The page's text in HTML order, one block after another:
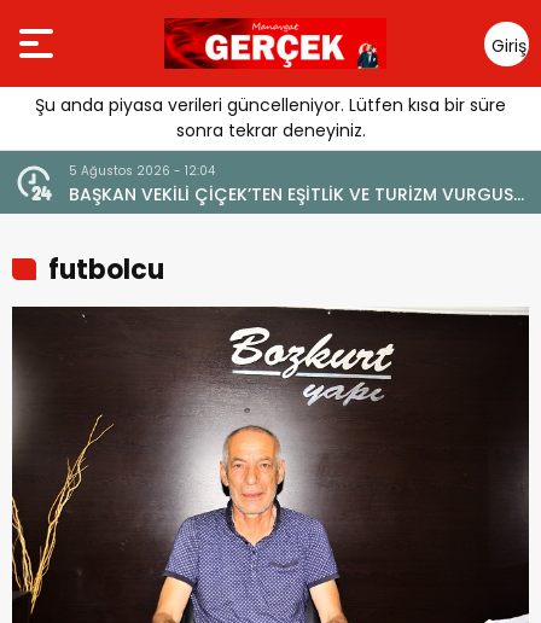
Giriş
Yap
Şu anda piyasa verileri güncelleniyor. Lütfen kısa bir süre
sonra tekrar deneyiniz.
5 Ağustos 2026 - 12:04
BAŞKAN VEKİLİ ÇİÇEK’TEN EŞİTLİK VE TURİZM VURGUSU:
“MANAVGAT’IN MARKA DEĞERİNE ZARAR VERİLMEMELİ”
futbolcu